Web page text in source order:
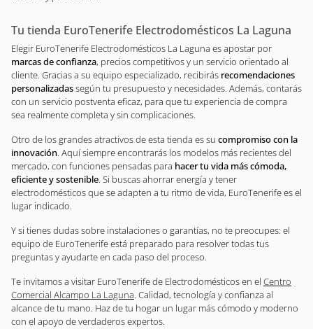
Tu tienda EuroTenerife Electrodomésticos La Laguna
Elegir EuroTenerife Electrodomésticos La Laguna es apostar por
marcas de confianza, precios competitivos y un servicio orientado al
cliente. Gracias a su equipo especializado, recibirás recomendaciones
personalizadassegún tu presupuesto y necesidades. Además, contarás
con un servicio postventa eficaz, para que tu experiencia de compra
sea realmente completa y sin complicaciones.
Otro de los grandes atractivos de esta tienda es su compromiso con la
innovación. Aquí siempre encontrarás los modelos más recientes del
mercado, con funciones pensadas para hacer tu vida más cómoda,
eficiente y sostenible. Si buscas ahorrar energía y tener
electrodomésticos que se adapten a tu ritmo de vida, EuroTenerife es el
lugar indicado.
Y si tienes dudas sobre instalaciones o garantías, no te preocupes: el
equipo de EuroTenerife está preparado para resolver todas tus
preguntas y ayudarte en cada paso del proceso.
Te invitamos a visitar EuroTenerife de Electrodomésticos en el Centro
Comercial Alcampo La Laguna. Calidad, tecnología y confianza al
alcance de tu mano. Haz de tu hogar un lugar más cómodo y moderno
con el apoyo de verdaderos expertos.